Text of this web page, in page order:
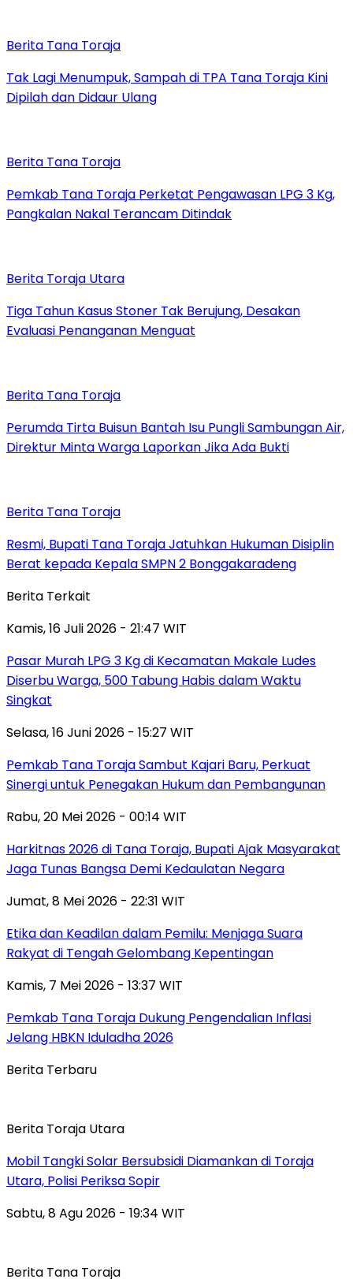
Berita Tana Toraja
Tak Lagi Menumpuk, Sampah di TPA Tana Toraja Kini
Dipilah dan Didaur Ulang
Berita Tana Toraja
Pemkab Tana Toraja Perketat Pengawasan LPG 3 Kg,
Pangkalan Nakal Terancam Ditindak
Berita Toraja Utara
Tiga Tahun Kasus Stoner Tak Berujung, Desakan
Evaluasi Penanganan Menguat
Berita Tana Toraja
Perumda Tirta Buisun Bantah Isu Pungli Sambungan Air,
Direktur Minta Warga Laporkan Jika Ada Bukti
Berita Tana Toraja
Resmi, Bupati Tana Toraja Jatuhkan Hukuman Disiplin
Berat kepada Kepala SMPN 2 Bonggakaradeng
Berita Terkait
Kamis, 16 Juli 2026 - 21:47 WIT
Pasar Murah LPG 3 Kg di Kecamatan Makale Ludes
Diserbu Warga, 500 Tabung Habis dalam Waktu
Singkat
Selasa, 16 Juni 2026 - 15:27 WIT
Pemkab Tana Toraja Sambut Kajari Baru, Perkuat
Sinergi untuk Penegakan Hukum dan Pembangunan
Rabu, 20 Mei 2026 - 00:14 WIT
Harkitnas 2026 di Tana Toraja, Bupati Ajak Masyarakat
Jaga Tunas Bangsa Demi Kedaulatan Negara
Jumat, 8 Mei 2026 - 22:31 WIT
Etika dan Keadilan dalam Pemilu: Menjaga Suara
Rakyat di Tengah Gelombang Kepentingan
Kamis, 7 Mei 2026 - 13:37 WIT
Pemkab Tana Toraja Dukung Pengendalian Inflasi
Jelang HBKN Iduladha 2026
Berita Terbaru
Berita Toraja Utara
Mobil Tangki Solar Bersubsidi Diamankan di Toraja
Utara, Polisi Periksa Sopir
Sabtu, 8 Agu 2026 - 19:34 WIT
Berita Tana Toraja